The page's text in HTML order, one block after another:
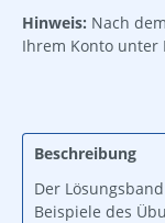
Hinweis: Nach
Ihrem Konto unter
Beschreibung
Der
Beispiele des